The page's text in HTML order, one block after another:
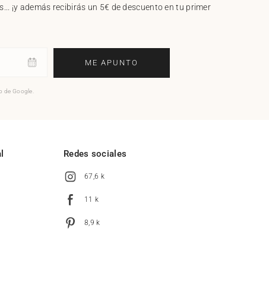
¡y además recibirás un 5€ de descuento en tu primer
ME APUNTO
de Google.
Redes sociales
67,6 k
11 k
8,9 k